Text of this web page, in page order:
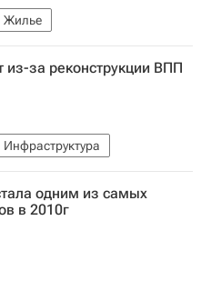
Жилье
за реконструкции ВПП
Инфраструктура
одним из самых
в 2010г